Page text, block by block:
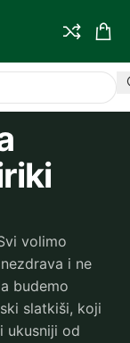
volimo
i ne
budemo
slatkiši, koji
ukusniji od